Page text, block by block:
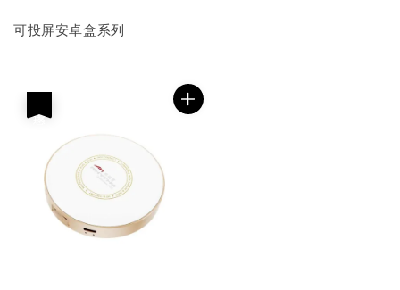
可投屏安卓盒系列